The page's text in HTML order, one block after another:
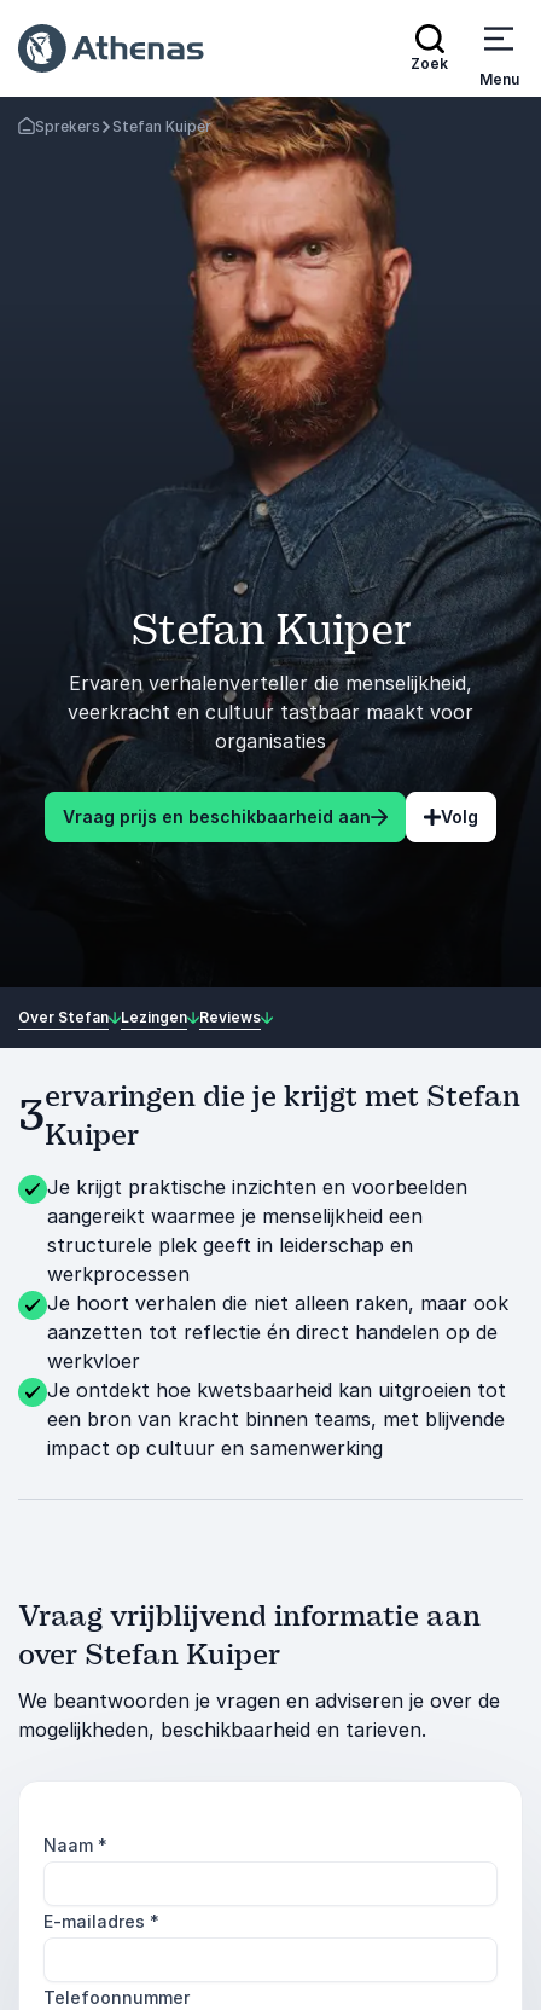
Zoek
Menu
Terug naar de startpagina
Sprekers Stefan Kuiper
Stefan Kuiper
Ervaren verhalenverteller die menselijkheid,
veerkracht en cultuur tastbaar maakt voor
organisaties
Vraag prijs en beschikbaarheid aan Volg
Over Stefan Lezingen Reviews
3ervaringen die je krijgt met Stefan
Kuiper
Je krijgt praktische inzichten en voorbeelden
aangereikt waarmee je menselijkheid een
structurele plek geeft in leiderschap en
werkprocessen
Je hoort verhalen die niet alleen raken, maar ook
aanzetten tot reflectie én direct handelen op de
werkvloer
Je ontdekt hoe kwetsbaarheid kan uitgroeien tot
een bron van kracht binnen teams, met blijvende
impact op cultuur en samenwerking
Vraag vrijblijvend informatie aan
over Stefan Kuiper
We beantwoorden je vragen en adviseren je over de
mogelijkheden, beschikbaarheid en tarieven.
Naam *
E-mailadres *
Telefoonnummer